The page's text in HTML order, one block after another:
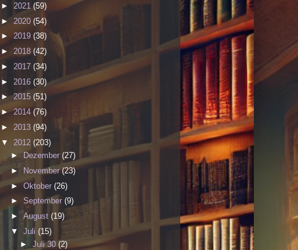
► 2021(59)
► 2020 (54)
► 2019 (38)
► 2018 (42)
► 2017 (34)
► 2016 (30)
►2015 (51)
►2014 (76)
► 2013 (94)
▼ 2012 (203)
►
Dezember (27)
►
November(23)
► Oktober (26)
► September (9)
► August (19)
▼ Juli (15)
►Juli 30(2)